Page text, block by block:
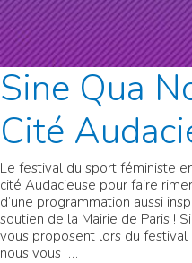
Sine Qua
Cité
Le festival du sport féministe
cité Audacieuse pour faire
d’une programmation aussi
soutien de la Mairie de Paris !
vous proposent lors du
nous vous …